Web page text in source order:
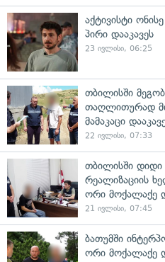
აქტივისტი
პირი დააკავეს
23 ივლისი, 06:25
თბილისში
თაღლითურად
მამაკაცი
22 ივლისი, 07:33
თბილისში დიდი
რეალიზაციის
ორი მოქალაქე
21 ივლისი, 07:45
ბათუმში
ორი მოქალაქე